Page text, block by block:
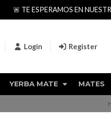
Login Register
YERBA MATE MATES
🚨 TE ESPERAMOS EN